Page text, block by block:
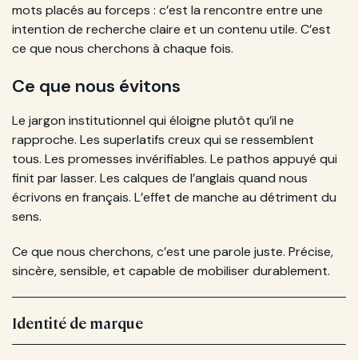
mots placés au forceps : c’est la rencontre entre une
intention de recherche claire et un contenu utile. C’est
ce que nous cherchons à chaque fois.
Ce que nous évitons
Le jargon institutionnel qui éloigne plutôt qu’il ne
rapproche. Les superlatifs creux qui se ressemblent
tous. Les promesses invérifiables. Le pathos appuyé qui
finit par lasser. Les calques de l’anglais quand nous
écrivons en français. L’effet de manche au détriment du
sens.
Ce que nous cherchons, c’est une parole juste. Précise,
sincère, sensible, et capable de mobiliser durablement.
Identité de marque